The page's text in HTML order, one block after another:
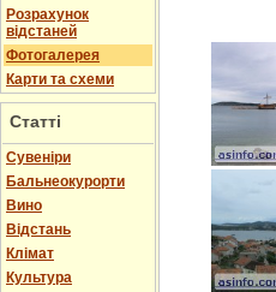
Розрахунок
відстаней
Фотогалерея
Карти та схеми
Статті
Cувеніри
Бальнеокурорти
Вино
Відстань
Клімат
Культура